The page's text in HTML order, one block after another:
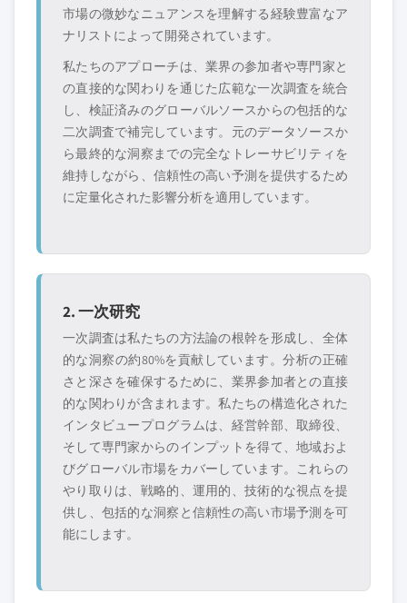
市場の微妙なニュアンスを理解する経験豊富なア
ナリストによって開発されています。
私たちのアプローチは、業界の参加者や専門家と
の直接的な関わりを通じた広範な一次調査を統合
し、検証済みのグローバルソースからの包括的な
二次調査で補完しています。元のデータソースか
ら最終的な洞察までの完全なトレーサビリティを
維持しながら、信頼性の高い予測を提供するため
に定量化された影響分析を適用しています。
2. 一次研究
一次調査は私たちの方法論の根幹を形成し、全体
的な洞察の約80%を貢献しています。分析の正確
さと深さを確保するために、業界参加者との直接
的な関わりが含まれます。私たちの構造化された
インタビュープログラムは、経営幹部、取締役、
そして専門家からのインプットを得て、地域およ
びグローバル市場をカバーしています。これらの
やり取りは、戦略的、運用的、技術的な視点を提
供し、包括的な洞察と信頼性の高い市場予測を可
能にします。